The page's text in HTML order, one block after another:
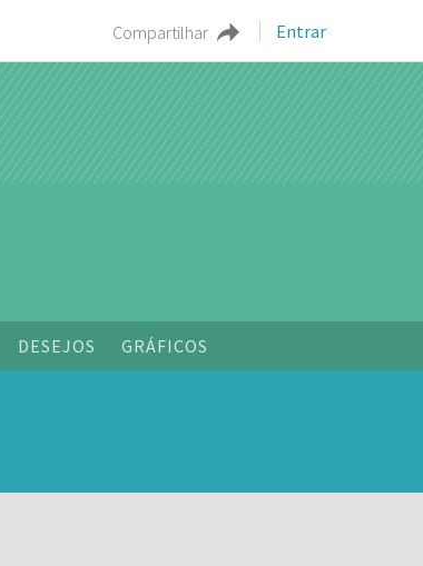
Compartilhar Entrar
DESEJOS GRÁFICOS